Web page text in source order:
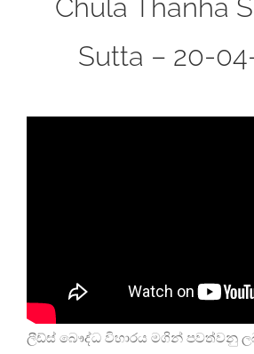
Chula Thanha
Sutta – 20-
ලීඩ්ස් බෞද්ධ විහාරය මගින් පවත්වනු